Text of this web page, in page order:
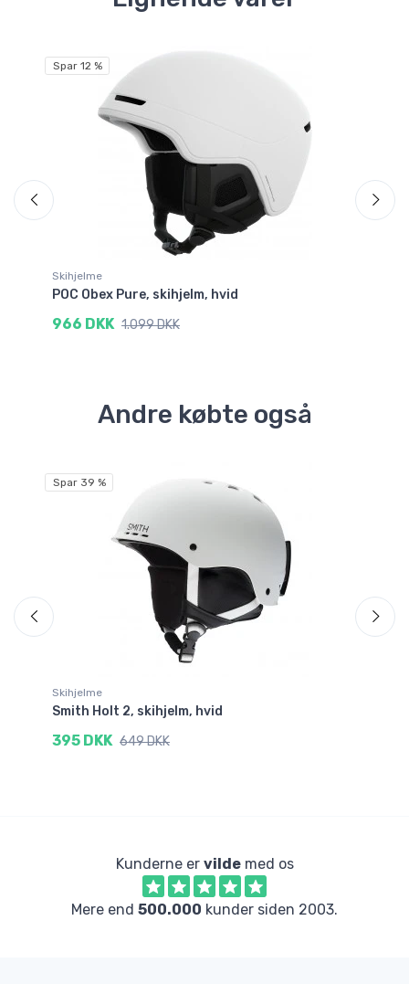
Spar 12 %
Skihjelme
POC Obex Pure, skihjelm, hvid
966 DKK 1.099 DKK
Andre købte også
Spar 39 %
Skihjelme
Smith Holt 2, skihjelm, hvid
395 DKK 649 DKK
Kunderne er vildemed os
Mere end 500.000 kunder siden 2003.